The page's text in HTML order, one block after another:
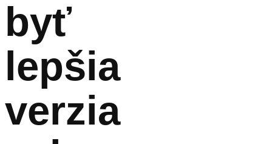
byť
lepšia
verzia